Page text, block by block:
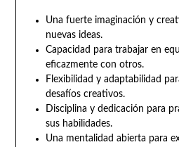
Una fuerte imaginación y
nuevas ideas.
Capacidad para trabajar en
eficazmente con otros.
Flexibilidad y adaptabilidad
desafíos creativos.
Disciplina y dedicación para
sus habilidades.
Una mentalidad abierta para